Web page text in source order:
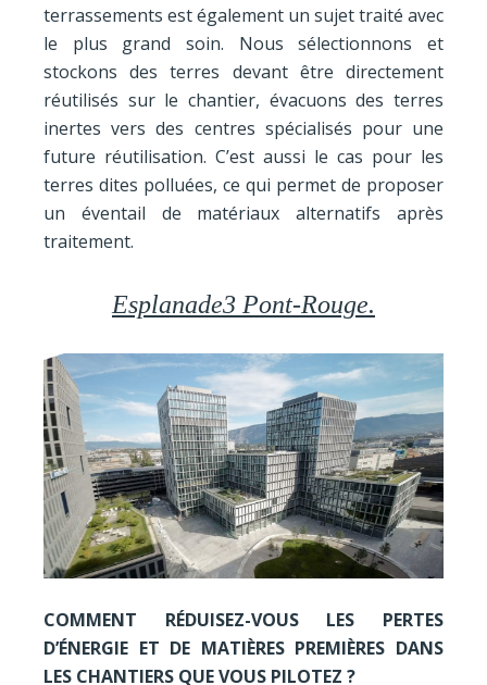
terrassements est également un sujet traité avec
le plus grand soin. Nous sélectionnons et
stockons des terres devant être directement
réutilisés sur le chantier, évacuons des terres
inertes vers des centres spécialisés pour une
future réutilisation. C’est aussi le cas pour les
terres dites polluées, ce qui permet de proposer
un éventail de matériaux alternatifs après
traitement.
Esplanade3 Pont-Rouge.
COMMENT RÉDUISEZ-VOUS LES PERTES
D’ÉNERGIE ET DE MATIÈRES PREMIÈRES DANS
LES CHANTIERS QUE VOUS PILOTEZ ?